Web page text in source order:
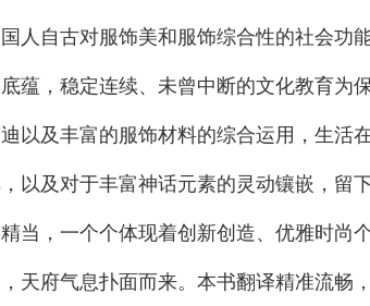
人自古对服饰美和服饰综合性的社会功
蕴，稳定连续、未曾中断的文化教育为
以及丰富的服饰材料的综合运用，生活
以及对于丰富神话元素的灵动镶嵌，留
当，一个个体现着创新创造、优雅时尚
天府气息扑面而来。本书翻译精准流畅